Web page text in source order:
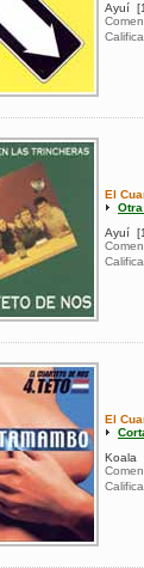
Ayuí
El
Ayuí
El
Koala